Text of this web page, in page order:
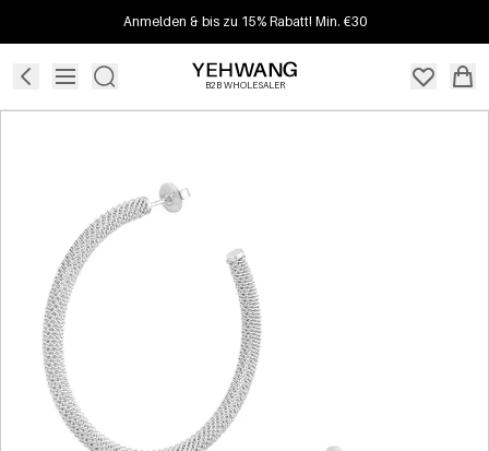
Anmelden & bis zu 15% Rabatt! Min. €30
B2B WHOLESALER